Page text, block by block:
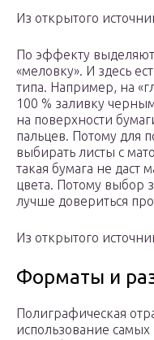
Из открытого
По эффекту
«меловку». И здесь
типа. Например, на
100 % заливку
на поверхности
пальцев. Потому для
выбирать листы с
такая бумага не
цвета. Потому выбор
лучше довериться
Из открытого
Форматы и
Полиграфическая
использование